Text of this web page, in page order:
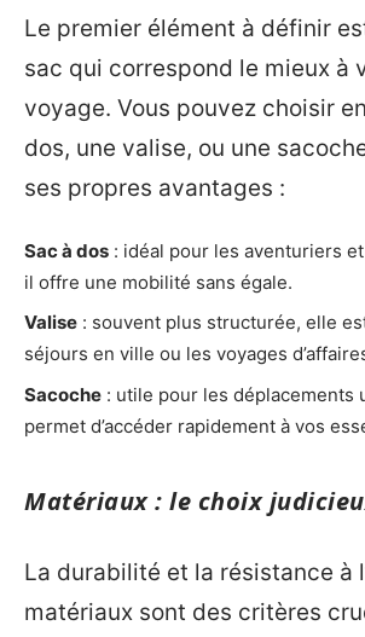
Le premier élément à définir
sac qui correspond le mieux à
voyage. Vous pouvez choisir
dos, une valise, ou une
ses propres avantages :
Sac à dos : idéal pour les aventuriers
il offre une mobilité sans égale.
Valise : souvent plus structurée, elle
séjours en ville ou les voyages
Sacoche : utile pour les déplacements
permet d’accéder rapidement à vos
Matériaux : le choix
La durabilité et la résistance à
matériaux sont des critères